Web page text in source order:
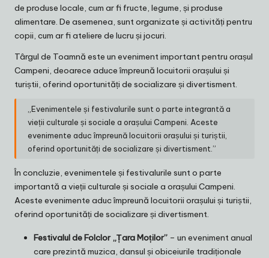
de produse locale, cum ar fi fructe, legume, și produse
alimentare. De asemenea, sunt organizate și activități pentru
copii, cum ar fi ateliere de lucru și jocuri.
Târgul de Toamnă este un eveniment important pentru orașul
Campeni, deoarece aduce împreună locuitorii orașului și
turiștii, oferind oportunități de socializare și divertisment.
„Evenimentele și festivalurile sunt o parte integrantă a
vieții culturale și sociale a orașului Campeni. Aceste
evenimente aduc împreună locuitorii orașului și turiștii,
oferind oportunități de socializare și divertisment.”
În concluzie, evenimentele și festivalurile sunt o parte
importantă a vieții culturale și sociale a orașului Campeni.
Aceste evenimente aduc împreună locuitorii orașului și turiștii,
oferind oportunități de socializare și divertisment.
Festivalul de Folclor „Țara Moților” – un eveniment anual
care prezintă muzica, dansul și obiceiurile tradiționale